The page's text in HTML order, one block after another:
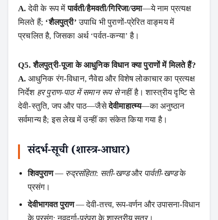
A. देवी के रूप मेंपार्वती/हैमवती/गिरिजा/उमा—ये नाम प्रत्यक्ष
मिलते हैं; ‘शैलपुत्री’ उपाधि भी पुराणों‑प्रेरित वाङ्मय में
प्रचलित है, जिसका अर्थ ‘पर्वत‑कन्या’ है।
Q5. शैलपुत्री‑पूजा के आधुनिक विधान क्या पुराणों में मिलते हैं?
A. आधुनिक रंग‑विधान, नैवेद्य और विशेष लोकाचार का प्रत्यक्ष
निर्देश हर पुराण‑पाठ में समान रूप सेनहीं है। शास्त्रीय दृष्टि से
देवी‑स्तुति, जप और पाठ—जैसेदेवीमाहात्म्य—का अनुष्ठान
सर्वमान्य है; इस लेख में उन्हीं का संकेत किया गया है।
संदर्भ‑सूची (शास्त्र‑आधार)
शिवपुराण— रुद्रसंहिता: सती‑खण्डऔर पार्वती‑खण्डके
प्रसंग।
देवीभागवत पुराण— देवी‑तत्त्व, रूप‑वर्णन और उपासना‑विधान
के प्रसंग; नवदुर्गा‑परंपरा के शास्त्रीय सूत्र।